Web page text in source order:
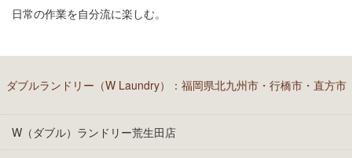
日常の作業を自分流に楽しむ。
ダブルランドリー（W Laundry）：福岡県北九州市・行橋市・直方市
W（ダブル）ランドリー荒生田店